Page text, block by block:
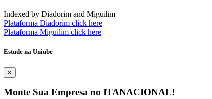
Indexed by Diadorim and Miguilim
Plataforma Diadorim click here
Plataforma Miguilim click here
Estude na Uniube
×
Monte Sua Empresa no ITANACIONAL!